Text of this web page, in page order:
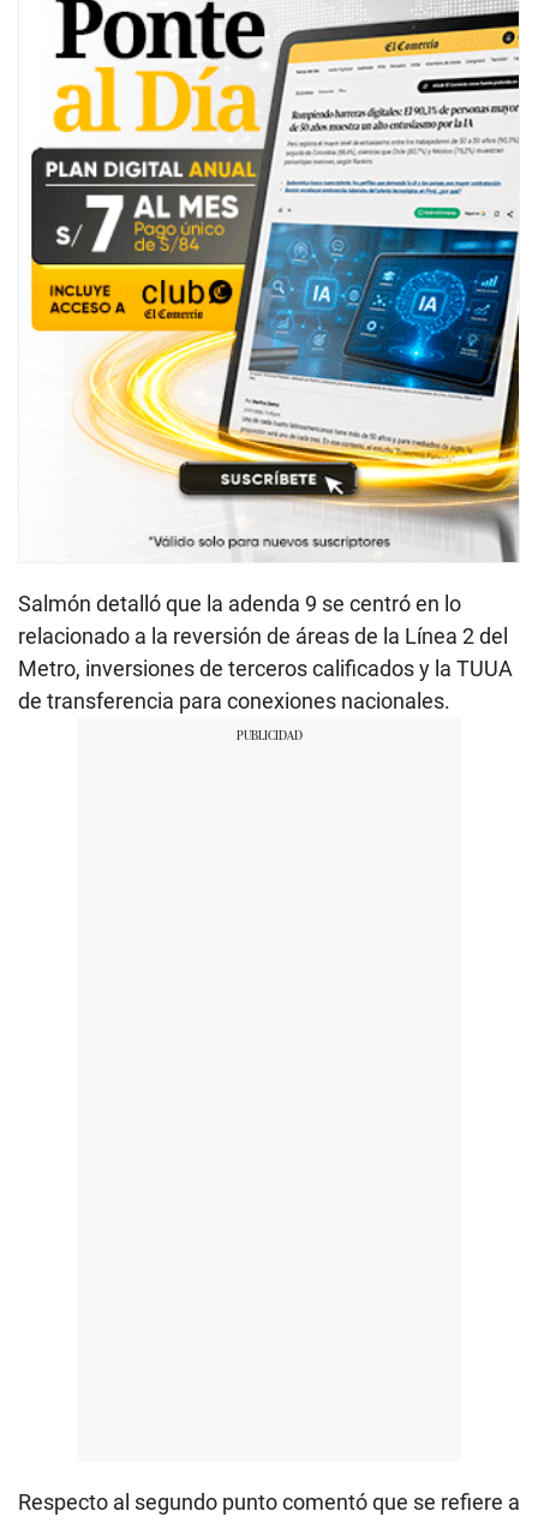
Salmón detalló que la adenda 9 se centró en lo
relacionado a la reversión de áreas de la Línea 2 del
Metro, inversiones de terceros calificados y la TUUA
de transferencia para conexiones nacionales.
Respecto al segundo punto comentó que se refiere a